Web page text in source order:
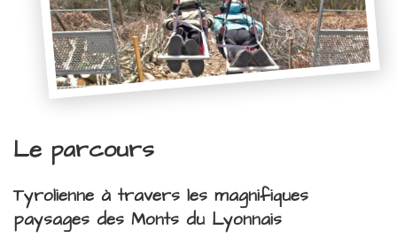
Le parcours
Tyrolienne à travers les magnifiques
paysages des Monts du Lyonnais